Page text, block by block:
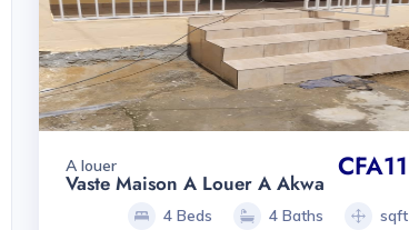
A louer CFA11
Vaste Maison A Louer A Akwa
4 Beds 4 Baths sqft